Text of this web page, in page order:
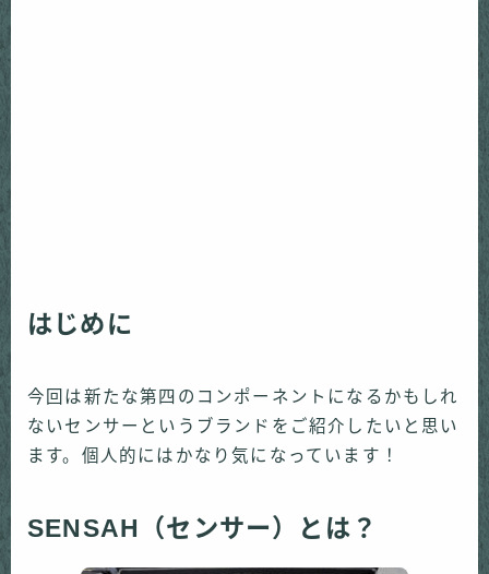
はじめに
今回は新たな第四のコンポーネントになるかもしれ
ないセンサーというブランドをご紹介したいと思い
ます。個人的にはかなり気になっています！
SENSAH （センサー）とは？